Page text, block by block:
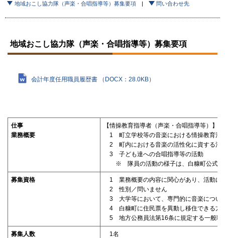
地域おこし協力隊（声楽・合唱指導等）募集要項 問い合わせ先
地域おこし協力隊（声楽・合唱指導等）募集要項
会計年度任用職員履歴書 （DOCX：28.0KB）
仕事
業務概要
【情操教育指導者（声楽・合唱指導等）】
1 町立学校等の音楽における情操教育活
2 町内における音楽の活性化に資する活
3 子ども達への合唱指導等の活動
※ 隊員の活動の様子は、白糠町公式イ
募集資格
1 業務概要の内容に関心があり、活動に
2 性別／問いません
3 大学等において、専門的に音楽につい
4 白糠町に住民票を異動し移住できる方
5 地方公務員法第16条に規定する一般
募集人数 1名